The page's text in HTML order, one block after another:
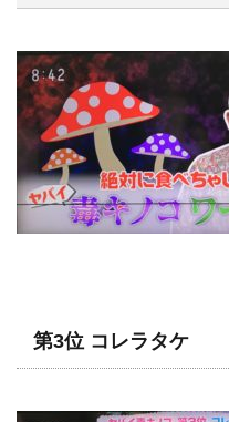
第3位 コレラタケ